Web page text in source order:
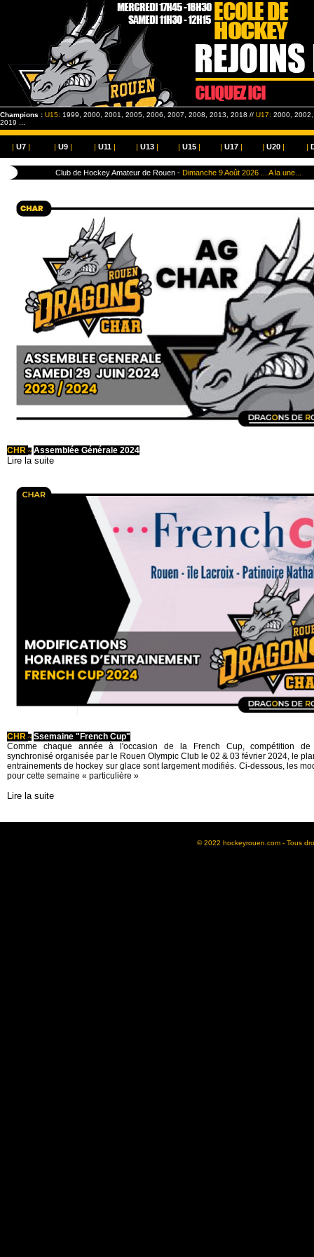
Champions : U15: 1999, 2000, 2001, 2005, 2006, 2007, 2008, 2013, 2018 // U17: 2000,
2019 ...
| U7 | | U9 | |U11 | | U13 | | U15 | | U17 | | U20 | |
Club de Hockey Amateur de Rouen -Dimanche 9 Août 2026 ... A la une...
CHR ~ Assemblée Générale 2024
Lire la suite
CHR ~ Ssemaine "French Cup"
Comme chaque année à l'occasion de la French Cup, compétition de
synchronisé organisée par le Rouen Olympic Club le 02 & 03 février 2024, le
entrainements de hockey sur glace sont largement modifiés. Ci-dessous, les
pour cette semaine « particulière »
Lire la suite
© 2022 hockeyrouen.com - Tous